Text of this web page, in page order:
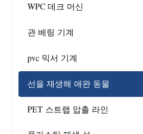
WPC 데크 머신
관 베링 기계
pvc 믹서 기계
선을 재생해 애완 동물
PET 스트랩 압출 라인